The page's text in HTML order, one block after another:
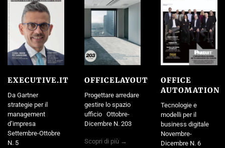
EXECUTIVE.IT
Da Gartner
strategie per il
management
d’impresa
Settembre-Ottobre
N. 5
OFFICELAYOUT
Progettare arredare
gestire lo spazio
ufficio Ottobre-
Dicembre N. 203
Scopri di più →
OFFICE
AUTOMATION
Tecnologie e
modelli per il
business digitale
Novembre-
Dicembre N. 6